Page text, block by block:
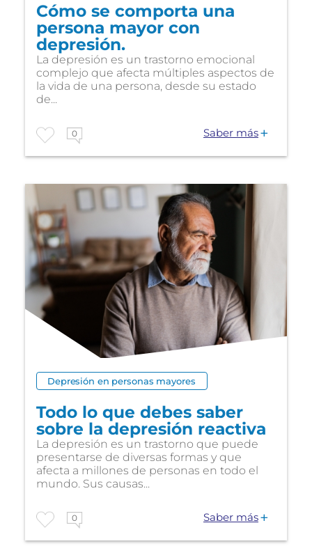
Cómo se comporta una
persona mayor con
depresión.
La depresión es un trastorno emocional
complejo que afecta múltiples aspectos de
la vida de una persona, desde su estado
de...
0 Saber más
Depresión en personas mayores
Todo lo que debes saber
sobre la depresión reactiva
La depresión es un trastorno que puede
presentarse de diversas formas y que
afecta a millones de personas en todo el
mundo. Sus causas...
0 Saber más